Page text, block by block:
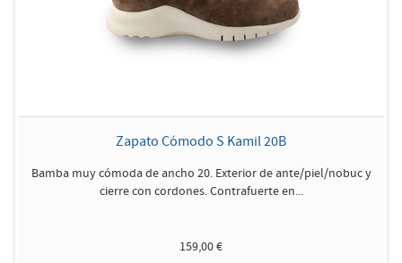
Zapato Cómodo S Kamil 20B
Bamba muy cómoda de ancho 20. Exterior de ante/piel/nobuc y
cierre con cordones. Contrafuerte en...
159,00 €